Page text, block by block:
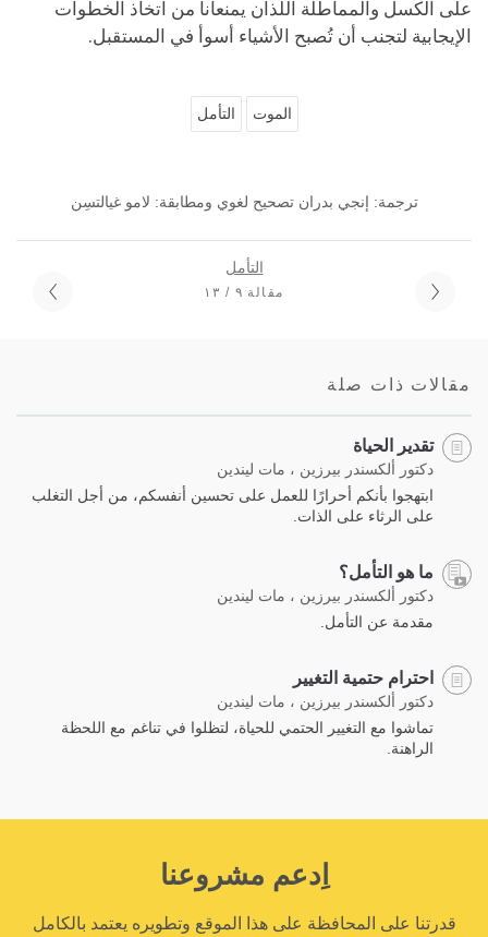
على الكسل والمماطلة اللذان يمنعانا من اتخاذ الخطوات
الإيجابية لتجنب أن تُصبح الأشياء أسوأ في المستقبل.
الموت التأمل
ترجمة: إنجي بدران تصحيح لغوي ومطابقة: لامو غيالتسِن
التأمل
مقالة ٩ / ١٣
مقالات ذات صلة
تقدير الحياة
دكتور ألكسندر بيرزين ، مات ليندين
ابتهجوا بأنكم أحرارًا للعمل على تحسين أنفسكم، من أجل التغلب
على الرثاء على الذات.
ما هو التأمل؟
دكتور ألكسندر بيرزين ، مات ليندين
مقدمة عن التأمل.
احترام حتمية التغيير
دكتور ألكسندر بيرزين ، مات ليندين
تماشوا مع التغيير الحتمي للحياة، لتظلوا في تناغم مع اللحظة
الراهنة.
اِدعم مشروعنا
قدرتنا على المحافظة على هذا الموقع وتطويره يعتمد بالكامل